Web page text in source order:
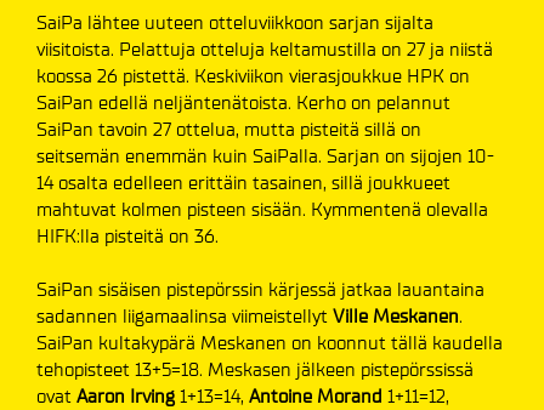
SaiPa lähtee uuteen otteluviikkoon sarjan sijalta
viisitoista. Pelattuja otteluja keltamustilla on 27 ja niistä
koossa 26 pistettä. Keskiviikon vierasjoukkue HPK on
SaiPan edellä neljäntenätoista. Kerho on pelannut
SaiPan tavoin 27 ottelua, mutta pisteitä sillä on
seitsemän enemmän kuin SaiPalla. Sarjan on sijojen 10-
14 osalta edelleen erittäin tasainen, sillä joukkueet
mahtuvat kolmen pisteen sisään. Kymmentenä olevalla
HIFK:lla pisteitä on 36.
SaiPan sisäisen pistepörssin kärjessä jatkaa lauantaina
sadannen liigamaalinsa viimeistellyt Ville Meskanen.
SaiPan kultakypärä Meskanen on koonnut tällä kaudella
tehopisteet 13+5=18. Meskasen jälkeen pistepörssissä
ovat Aaron Irving 1+13=14, Antoine Morand 1+11=12,